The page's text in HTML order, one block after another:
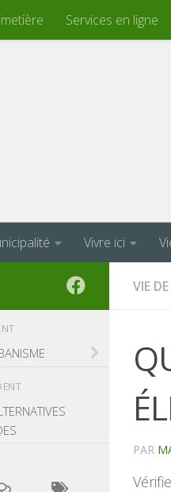
Services en ligne
Vivre ici
VIE
PAR